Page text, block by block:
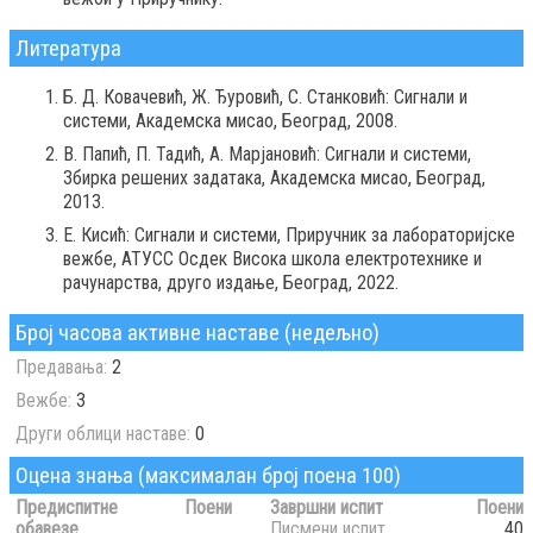
Литература
Б. Д. Ковачевић, Ж. Ђуровић, С. Станковић: Сигнали и
системи, Академска мисао, Београд, 2008.
В. Папић, П. Тадић, А. Марјановић: Сигнали и системи,
Збирка решених задатака, Академска мисао, Београд,
2013.
Е. Кисић: Сигнали и системи, Приручник за лабораторијске
вежбе, АТУСС Осдек Висока школа електротехнике и
рачунарства, друго издање, Београд, 2022.
Број часова активне наставе (недељно)
Предавања: 2
Вежбе: 3
Други облици наставе: 0
Оцена знања (максималан број поена 100)
Предиспитне
Поени Завршни испит
Поени